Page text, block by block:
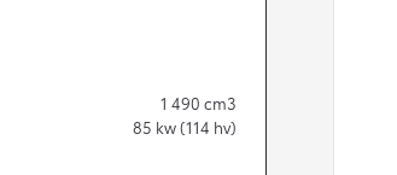
1 490 cm3
85 kw (114 hv)